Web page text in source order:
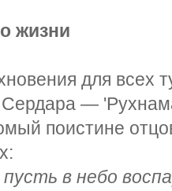
жизни
для всех
Сердара —
поистине
в небо